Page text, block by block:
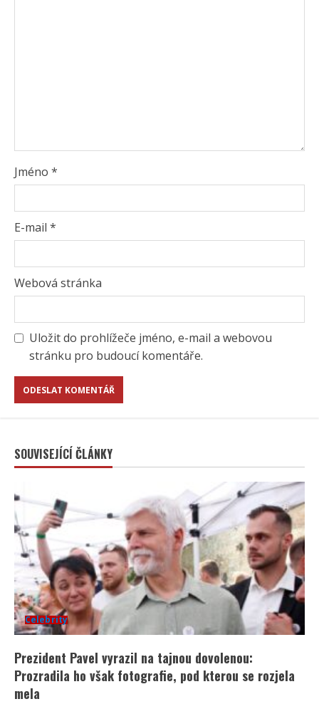
Jméno *
E-mail *
Webová stránka
Uložit do prohlížeče jméno, e-mail a webovou
stránku pro budoucí komentáře.
SOUVISEJÍCÍ ČLÁNKY
Celebrity
Prezident Pavel vyrazil na tajnou dovolenou:
Prozradila ho však fotografie, pod kterou se rozjela
mela